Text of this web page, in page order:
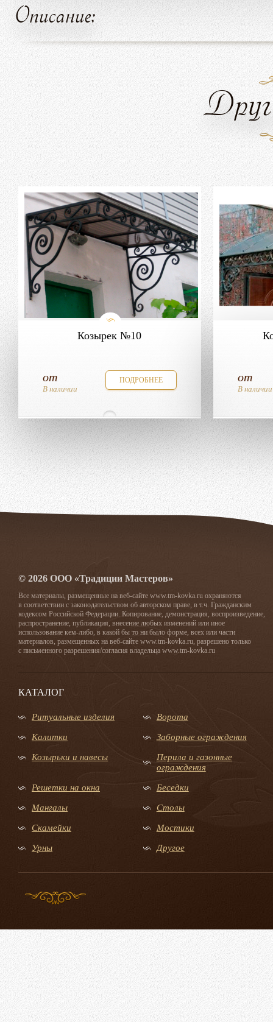
Описание:
Козырек №10
от
В наличии
ПОДРОБНЕЕ от
В наличии
© 2026 ООО «Традиции Мастеров»
Все материалы, размещенные на веб-сайте www.tm-kovka.ru охраняются
в соответствии с законодательством об авторском праве, в т.ч. Гражданским
кодексом Российской Федерации. Копирование, демонстрация, воспроизведение,
распространение, публикация, внесение любых изменений или иное
использование кем-либо, в какой бы то ни было форме, всех или части
материалов, размещенных на веб-сайте www.tm-kovka.ru, разрешено только
с письменного разрешения/согласия владельца www.tm-kovka.ru
КАТАЛОГ
Ритуальные изделия Ворота
Калитки Заборные ограждения
Козырьки и навесы
Перила и газонные
ограждения
Решетки на окна Беседки
Мангалы Столы
Скамейки Мостики
Урны Другое